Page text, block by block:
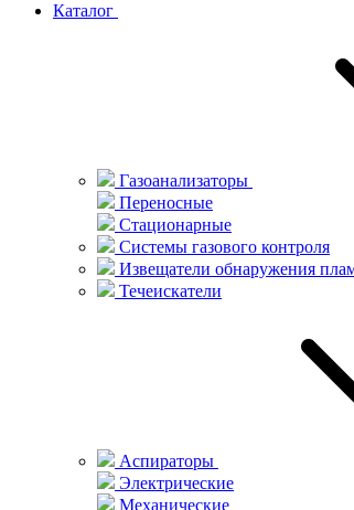
Каталог
Газоанализаторы
Переносные
Стационарные
Системы газового контроля
Извещатели обнаружения
Течеискатели
Аспираторы
Электрические
Механические